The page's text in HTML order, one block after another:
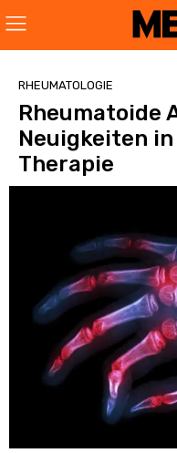
RHEUMATOLOGIE
Rheumatoide
Neuigkeiten
Therapie